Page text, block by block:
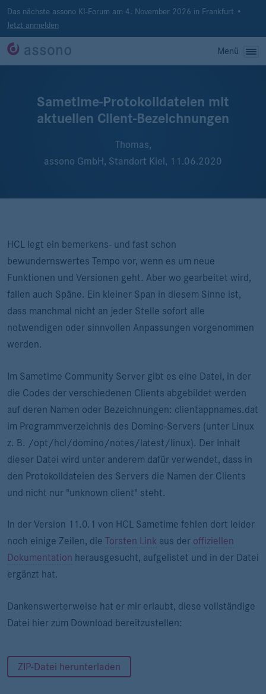
Das nächste assono KI-Forum am 4. November 2026 in Frankfurt •
Jetzt anmelden
Menü
Sametime-Protokolldateien mit
aktuellen Client-Bezeichnungen
Thomas,
assono GmbH, Standort Kiel, 11.06.2020
HCL legt ein bemerkens- und fast schon
bewundernswertes Tempo vor, wenn es um neue
Funktionen und Versionen geht. Aber wo gearbeitet wird,
fallen auch Späne. Ein kleiner Span in diesem Sinne ist,
dass manchmal nicht an jeder Stelle sofort alle
notwendigen oder sinnvollen Anpassungen vorgenommen
werden.
Im Sametime Community Server gibt es eine Datei, in der
die Codes der verschiedenen Clients abgebildet werden
auf deren Namen oder Bezeichnungen: clientappnames.dat
im Programmverzeichnis des Domino-Servers (unter Linux
z. B. /opt/hcl/domino/notes/latest/linux). Der Inhalt
dieser Datei wird unter anderem dafür verwendet, dass in
den Protokolldateien des Servers die Namen der Clients
und nicht nur "unknown client" steht.
In der Version 11.0.1 von HCL Sametime fehlen dort leider
noch einige Zeilen, die Torsten Link aus der offiziellen
Dokumentation herausgesucht, aufgelistet und in der Datei
ergänzt hat.
Dankenswerterweise hat er mir erlaubt, diese vollständige
Datei hier zum Download bereitzustellen:
ZIP-Datei herunterladen